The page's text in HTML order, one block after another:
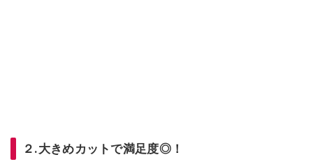
２.大きめカットで満足度◎！